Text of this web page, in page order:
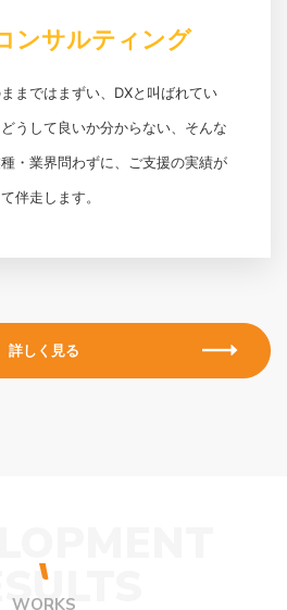
ンサルティング
まではまずい、DXと叫ばれてい
うして良いか分からない、そんな
・業界問わずに、ご支援の実績が
伴走します。
詳しく見る
WORKS